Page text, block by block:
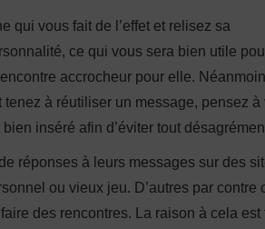
qui vous fait de l’effet et relisez sa
ce qui vous sera bien utile
accrocheur pour elle.
à réutiliser un message, pensez à
inséré afin d’éviter tout
réponses à leurs messages sur des
ou vieux jeu. D’autres par contre
des rencontres. La raison à cela est